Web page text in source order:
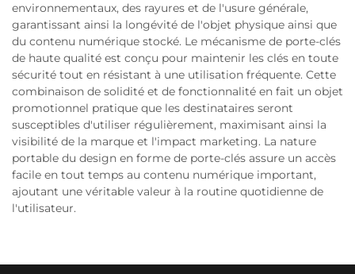
environnementaux, des rayures et de l'usure générale,
garantissant ainsi la longévité de l'objet physique ainsi que
du contenu numérique stocké. Le mécanisme de porte-clés
de haute qualité est conçu pour maintenir les clés en toute
sécurité tout en résistant à une utilisation fréquente. Cette
combinaison de solidité et de fonctionnalité en fait un objet
promotionnel pratique que les destinataires seront
susceptibles d'utiliser régulièrement, maximisant ainsi la
visibilité de la marque et l'impact marketing. La nature
portable du design en forme de porte-clés assure un accès
facile en tout temps au contenu numérique important,
ajoutant une véritable valeur à la routine quotidienne de
l'utilisateur.